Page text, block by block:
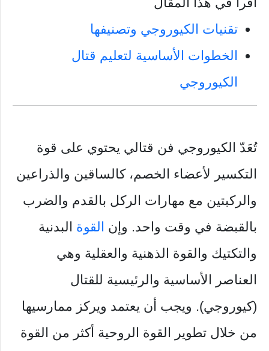
تقنيات الكيوروجي وتصنيفها
الخطوات الأساسية لتعليم قتال
الكيوروجي
تُعَدّ الكيوروجي فن قتالي يحتوي على قوة
التكسير لأعضاء الخصم، كالساقين والذراعين
والركبتين مع مهارات الركل بالقدم والضرب
بالقبضة في وقت واحد. وإن القوة البدنية
والتكتيك والقوة الذهنية والعقلية وهي
العناصر الأساسية والرئيسية للقتال
(كيوروجي). ويجب أن يعتمد ويركز ممارسيها
من خلال تطوير القوة الروحية أكثر من القوة